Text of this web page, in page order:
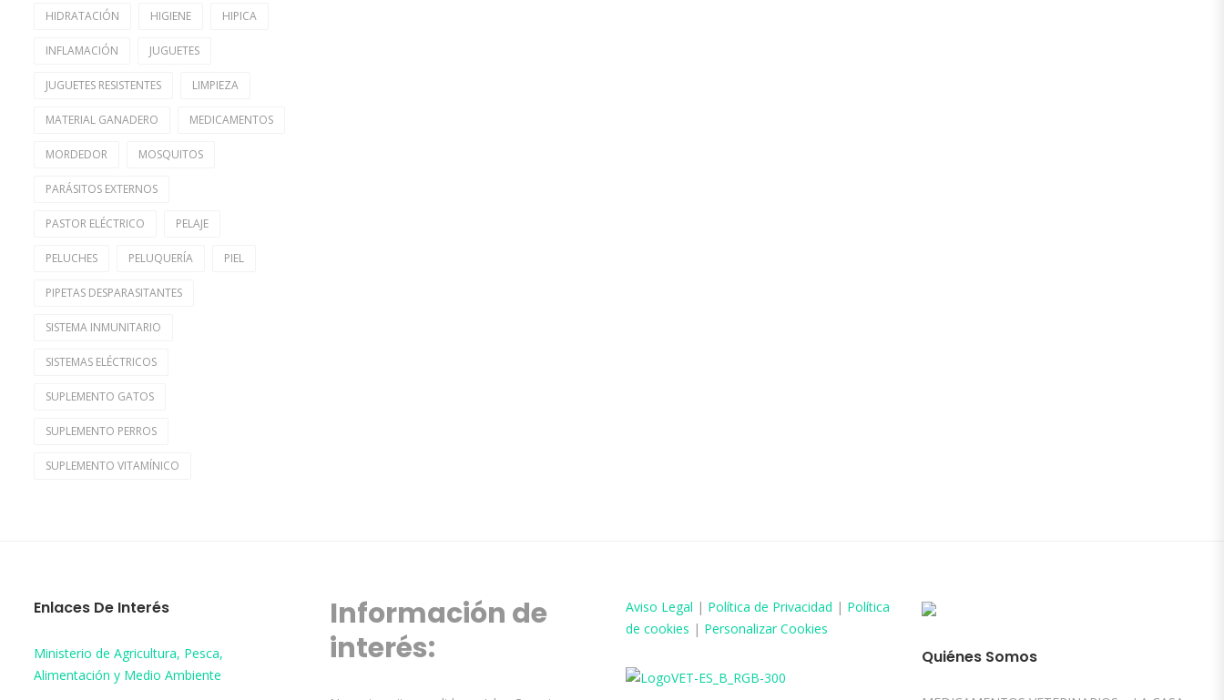
HIDRATACIÓN HIGIENE HIPICA
INFLAMACIÓN JUGUETES
JUGUETES RESISTENTES LIMPIEZA
MATERIAL GANADERO MEDICAMENTOS
MORDEDOR MOSQUITOS
PARÁSITOS EXTERNOS
PASTOR ELÉCTRICO PELAJE
PELUCHES PELUQUERÍA PIEL
PIPETAS DESPARASITANTES
SISTEMA INMUNITARIO
SISTEMAS ELÉCTRICOS
SUPLEMENTO GATOS
SUPLEMENTO PERROS
SUPLEMENTO VITAMÍNICO
Enlaces De Interés
Ministerio de Agricultura, Pesca,
Alimentación y Medio Ambiente
Información de
interés:
Aviso Legal | Política de Privacidad | Política
de cookies | Personalizar Cookies
Quiénes Somos